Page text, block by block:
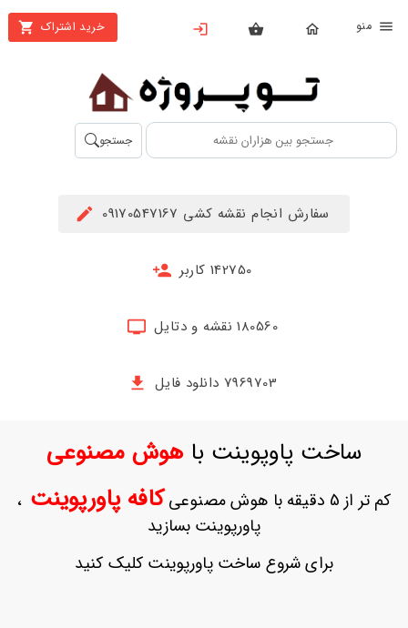
خرید اشتراک
بستن
محصولات
تهیه
اشتراک
حساب
ثبت
بازیابی
جستجو
سفارش انجام نقشه کشی 09170547167
142750 کاربر
180560 نقشه و دتایل
7969703 دانلود فایل
ساخت پاوپوینت باهوش مصنوعی
کم تر از 5 دقیقه با هوش مصنوعی کافه پاورپوینت ،
پاورپوینت بسازید
برای شروع ساخت پاورپوینت کلیک کنید